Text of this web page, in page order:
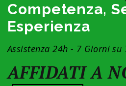
Competenza,
Esperienza
Assistenza 24h - 7 Giorni su
AFFIDATI A